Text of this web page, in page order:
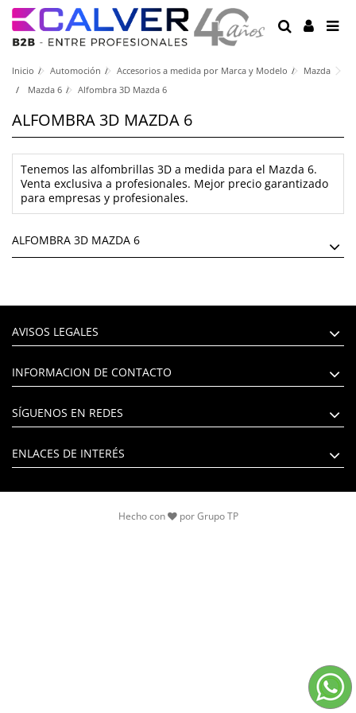
Inicio Automoción Accesorios a medida por Marca y Modelo
Mazda
Mazda 6
Alfombra 3D Mazda 6
ALFOMBRA 3D MAZDA 6
Tenemos las alfombrillas 3D a medida para el Mazda 6.
Venta exclusiva a profesionales. Mejor precio garantizado
para empresas y profesionales.
ALFOMBRA 3D MAZDA 6
AVISOS LEGALES
INFORMACION DE CONTACTO
SÍGUENOS EN REDES
ENLACES DE INTERÉS
Hecho con por Grupo TP